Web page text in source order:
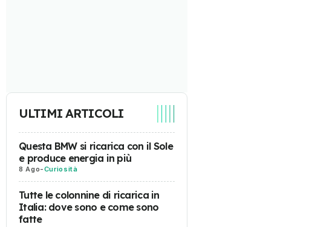
ULTIMI ARTICOLI
Questa BMW si ricarica con il Sole
e produce energia in più
8 Ago-Curiosità
Tutte le colonnine di ricarica in
Italia: dove sono e come sono
fatte